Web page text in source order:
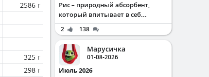
2586 г
325 г
298 г
Рис – природный абсорбент,
который впитывает в себ...
2 138
Марусичка
01-08-2026
Июль 2026